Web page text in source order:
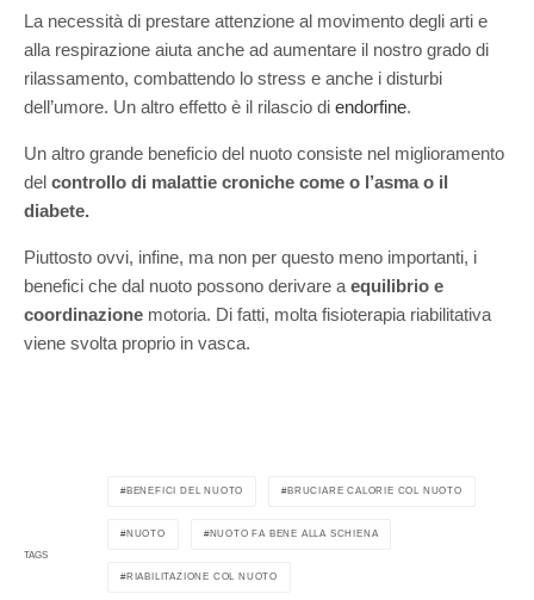
La necessità di prestare attenzione al movimento degli arti e
alla respirazione aiuta anche ad aumentare il nostro grado di
rilassamento, combattendo lo stress e anche i disturbi
dell’umore. Un altro effetto è il rilascio di endorfine.
Un altro grande beneficio del nuoto consiste nel miglioramento
del controllo di malattie croniche come o l’asma o il
diabete.
Piuttosto ovvi, infine, ma non per questo meno importanti, i
benefici che dal nuoto possono derivare a equilibrio e
coordinazione motoria. Di fatti, molta fisioterapia riabilitativa
viene svolta proprio in vasca.
TAGS
BENEFICI DEL NUOTO BRUCIARE CALORIE COL NUOTO
NUOTO NUOTO FA BENE ALLA SCHIENA
RIABILITAZIONE COL NUOTO